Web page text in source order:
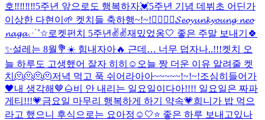
호‼️‼️‼️‼️5주년 앞으로도 행복하자💓5주년 기념 데뷔초 어딘가
이상한 다현이🌱 켓치들 축하행~!~!❤️‍🔥❤️‍🔥𝓢𝓮𝓸𝔂𝓾𝓷𝓴𝔂𝓸𝓾𝓷𝓰 𝓷𝓮𝓸
𝓷𝓪𝓰𝓪⋰˚✩로켓펀치 5주년✌️✌️재밌었옹🤍 좋은 주말 보내기🍀
✨설레는 8월💐☀️ 힘내자아🔥 근데… 너무 덥자나..!!!켓치 오
늘 하루도 고생했어 잘자 히히☺ 오늘 짱 더운 이유 알려줄 켓
치🫠🫠🫠🫠저녁 먹고 푹 쉬어라아아~~~~~!~!~!조심히들어가
🖤내 생각해🤎🌰비 안 내리는 일요일이다아!!!! 일요일은 짜파
게티!!!💗금요일 마무리 행복하게 하기 약속💗희니가 밥 먹으
라고 했으니 후식으로는 요아정☺️ 🤍⭐️ 좋은 하루 보내고있나